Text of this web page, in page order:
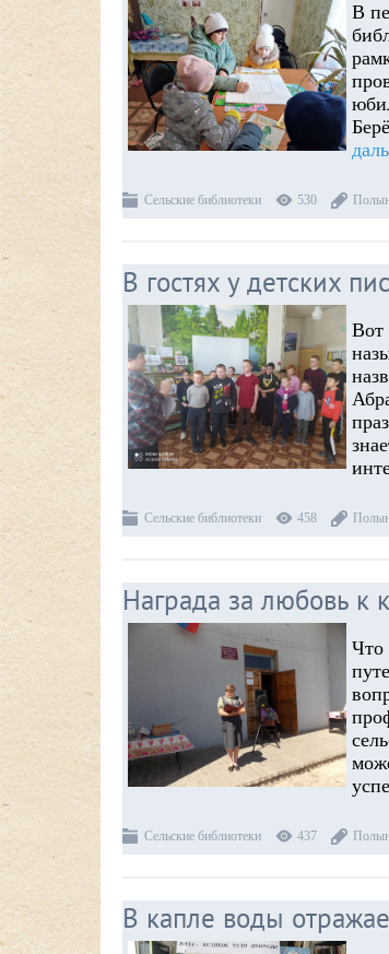
В
Сельские библиотеки 530
В гостях у детских
Вот
Сельские библиотеки 458
Награда за любовь к
Что
Сельские библиотеки 437
В капле воды